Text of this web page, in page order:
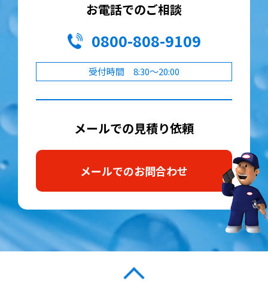
お電話でのご相談
0800-808-9109
受付時間 8:30～20:00
メールでの見積り依頼
メールでのお問合わせ